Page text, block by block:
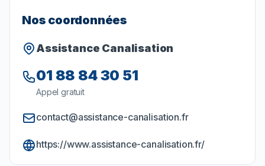
Nos coordonnées
Assistance Canalisation
01 88 84 30 51
Appel gratuit
contact@assistance-canalisation.fr
https://www.assistance-canalisation.fr/